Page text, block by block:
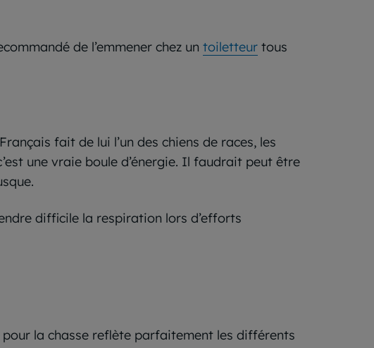
de l’emmener chez un toiletteur tous
fait de lui l’un des chiens de races, les
une vraie boule d’énergie. Il faudrait peut être
difficile la respiration lors d’efforts
la chasse reflète parfaitement les différents